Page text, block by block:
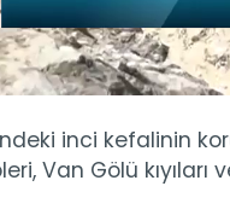
inci kefalinin
Van Gölü kıyıları